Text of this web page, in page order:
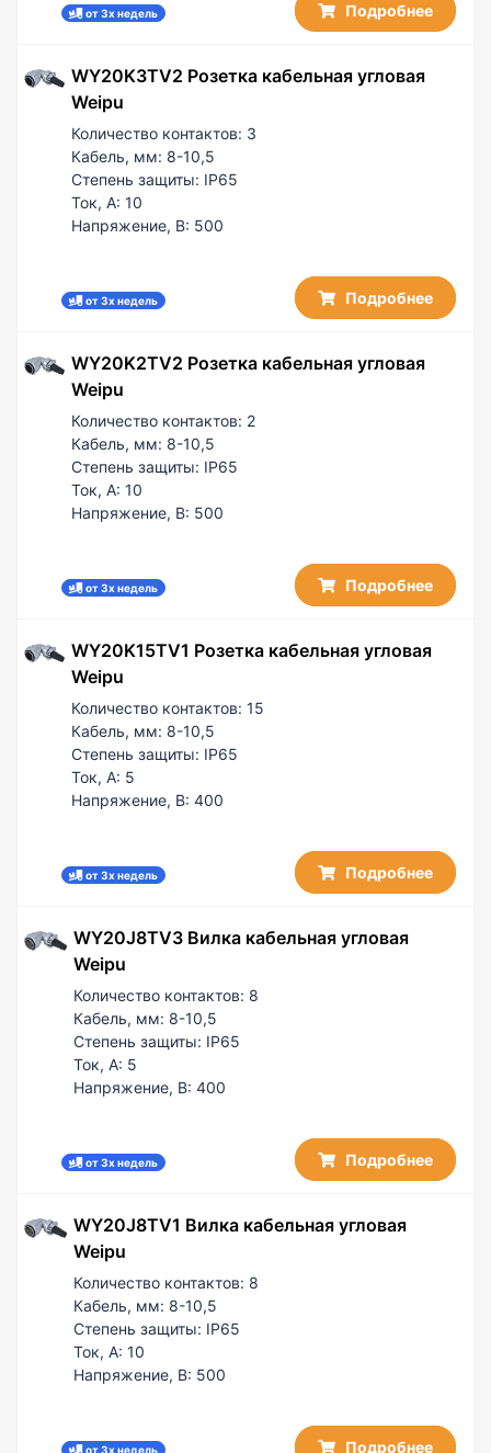
от 3х недель Подробнее
WY20K3TV2 Розетка кабельная угловая
Weipu
Количество контактов: 3
Кабель, мм: 8-10,5
Степень защиты: IP65
Ток, А:10
Напряжение, В: 500
от 3х недель Подробнее
WY20K2TV2 Розетка кабельная угловая
Weipu
Количество контактов: 2
Кабель, мм: 8-10,5
Степень защиты: IP65
Ток, А:10
Напряжение, В: 500
от 3х недель Подробнее
WY20K15TV1 Розетка кабельная угловая
Weipu
Количество контактов: 15
Кабель, мм: 8-10,5
Степень защиты: IP65
Ток, А: 5
Напряжение, В: 400
от 3х недель Подробнее
WY20J8TV3 Вилка кабельная угловая
Weipu
Количество контактов: 8
Кабель, мм: 8-10,5
Степень защиты: IP65
Ток, А: 5
Напряжение, В: 400
от 3х недель Подробнее
WY20J8TV1 Вилка кабельная угловая
Weipu
Количество контактов: 8
Кабель, мм: 8-10,5
Степень защиты: IP65
Ток, А:10
Напряжение, В: 500
от 3х недель Подробнее